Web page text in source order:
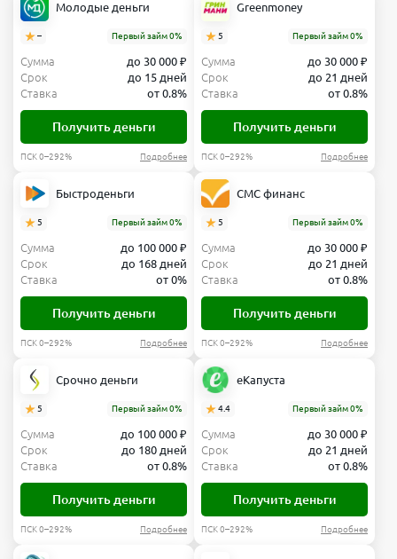
Молодые деньги
– Первый займ 0%
Сумма
до 30 000 ₽
Срок
до 15 дней
Ставка
от 0.8%
Получить деньги
ПСК 0–292% Подробнее
Greenmoney
5 Первый займ 0%
Сумма
до 30 000 ₽
Срок
до 21 дней
Ставка
от 0.8%
Получить деньги
ПСК 0–292% Подробнее
Быстроденьги
5 Первый займ 0%
Сумма
до 100 000 ₽
Срок
до 168 дней
Ставка
от 0%
Получить деньги
ПСК 0–292% Подробнее
СМС финанс
5 Первый займ 0%
Сумма
до 30 000 ₽
Срок
до 21 дней
Ставка
от 0.8%
Получить деньги
ПСК 0–292% Подробнее
Срочно деньги
5 Первый займ 0%
Сумма
до 100 000 ₽
Срок
до 180 дней
Ставка
от 0.8%
Получить деньги
ПСК 0–292% Подробнее
еКапуста
4.4 Первый займ 0%
Сумма
до 30 000 ₽
Срок
до 21 дней
Ставка
от 0.8%
Получить деньги
ПСК 0–292% Подробнее